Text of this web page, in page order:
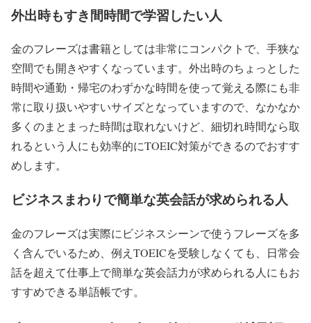
外出時もすき間時間で学習したい人
金のフレーズは書籍としては非常にコンパクトで、手狭な
空間でも開きやすくなっています。外出時のちょっとした
時間や通勤・帰宅のわずかな時間を使って覚える際にも非
常に取り扱いやすいサイズとなっていますので、なかなか
多くのまとまった時間は取れないけど、細切れ時間なら取
れるという人にも効率的にTOEIC対策ができるのでおすす
めします。
ビジネスまわりで簡単な英会話が求められる人
金のフレーズは実際にビジネスシーンで使うフレーズを多
く含んでいるため、例えTOEICを受験しなくても、日常会
話を超えて仕事上で簡単な英会話力が求められる人にもお
すすめできる単語帳です。